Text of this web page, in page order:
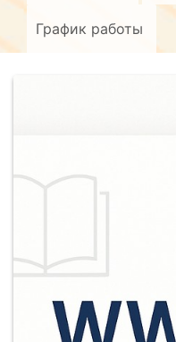
График работы